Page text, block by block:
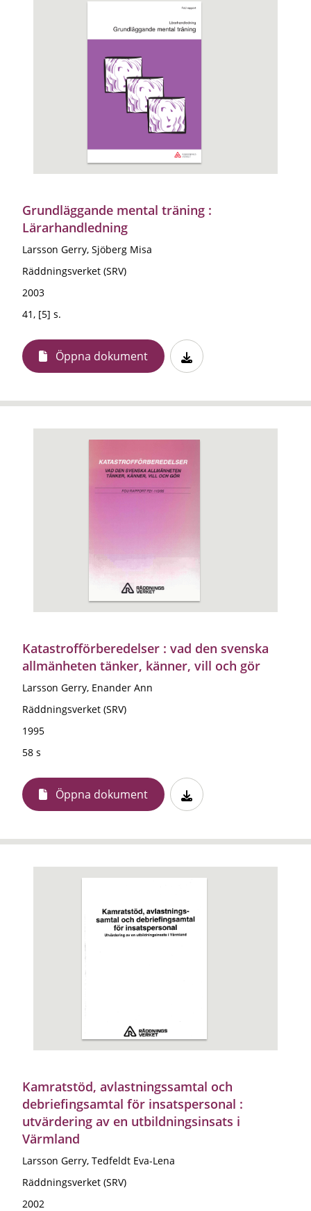
Grundläggande mental träning :
Lärarhandledning
Larsson Gerry, Sjöberg Misa
Räddningsverket (SRV)
2003
41, [5] s.
Öppna dokument
Katastrofförberedelser : vad den svenska
allmänheten tänker, känner, vill och gör
Larsson Gerry, Enander Ann
Räddningsverket (SRV)
1995
58 s
Öppna dokument
Kamratstöd, avlastningssamtal och
debriefingsamtal för insatspersonal :
utvärdering av en utbildningsinsats i
Värmland
Larsson Gerry, Tedfeldt Eva-Lena
Räddningsverket (SRV)
2002